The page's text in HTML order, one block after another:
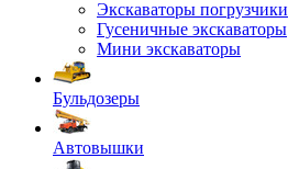
Экскаваторы погрузчики
Гусеничные экскаваторы
Мини экскаваторы
Бульдозеры
Автовышки